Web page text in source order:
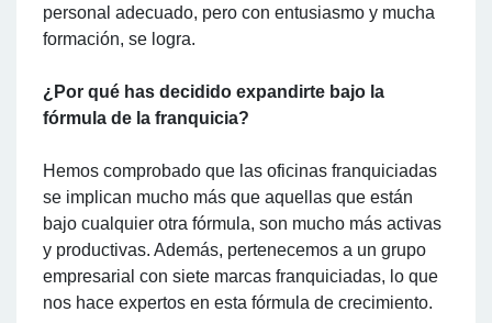
personal adecuado, pero con entusiasmo y mucha
formación, se logra.
¿Por qué has decidido expandirte bajo la
fórmula de la franquicia?
Hemos comprobado que las oficinas franquiciadas
se implican mucho más que aquellas que están
bajo cualquier otra fórmula, son mucho más activas
y productivas. Además, pertenecemos a un grupo
empresarial con siete marcas franquiciadas, lo que
nos hace expertos en esta fórmula de crecimiento.